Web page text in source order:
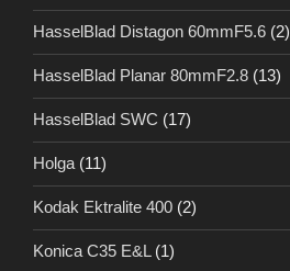
HasselBlad Distagon 60mmF5.6 (2)
HasselBlad Planar 80mmF2.8 (13)
HasselBlad SWC (17)
Holga (11)
Kodak Ektralite 400 (2)
Konica C35 E&L (1)